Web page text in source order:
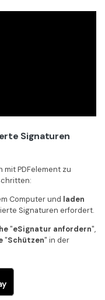
Signaturen
mit PDFelement zu
Computer und laden
Signaturen erfordert.
"eSignatur anfordern",
"Schützen" in der